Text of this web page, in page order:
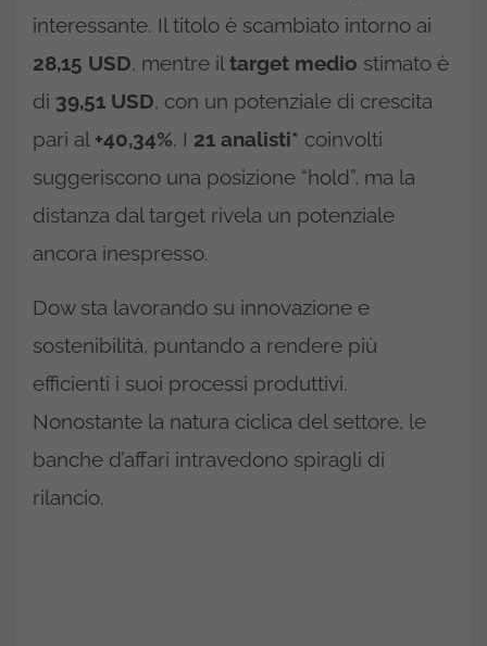
interessante. Il titolo è scambiato intorno ai
28,15 USD, mentre il target medio stimato è
di 39,51 USD, con un potenziale di crescita
pari al +40,34%. I 21 analisti* coinvolti
suggeriscono una posizione “hold”, ma la
distanza dal target rivela un potenziale
ancora inespresso.
Dow sta lavorando su innovazione e
sostenibilità, puntando a rendere più
efficienti i suoi processi produttivi.
Nonostante la natura ciclica del settore, le
banche d’affari intravedono spiragli di
rilancio.